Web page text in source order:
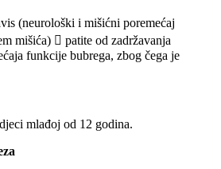
(neurološki i mišićni poremećaj
mišića)  patite od zadržavanja
funkcije bubrega, zbog čega je
mlađoj od 12 godina.